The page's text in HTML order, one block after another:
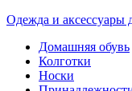
Одежда и аксессуары
Домашняя обувь
Колготки
Носки